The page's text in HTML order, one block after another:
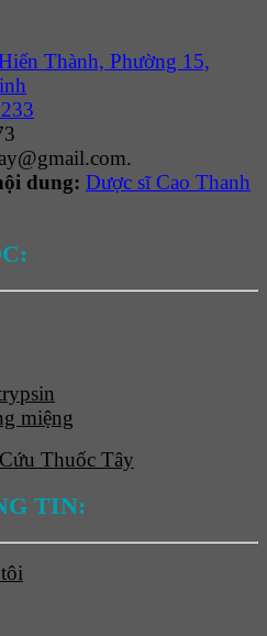
Thành, Phường 15,
dung: Dược sĩ Cao Thanh
miệng
Thuốc Tây
TIN: